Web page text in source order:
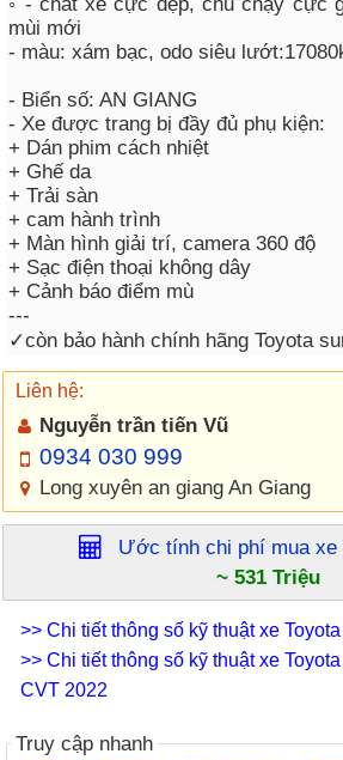
mùi mới
- màu: xám bạc, odo siêu
- Biển số: AN GIANG
- Xe được trang bị đầy đủ phụ kiện:
+ Dán phim cách nhiệt
+ Ghế da
+ Trải sàn
+ cam hành trình
+ Màn hình giải trí, camera 360 độ
+ Sạc điện thoại không dây
+ Cảnh báo điểm mù
---
✓còn bảo hành chính hãng Toyota
Liên hệ:
Nguyễn trần tiến Vũ
0934 030 999
Long xuyên an giang An Giang
Ước tính chi phí mua xe
~ 531 Triệu
>> Chi tiết thông số kỹ thuật xe
>> Chi tiết thông số kỹ thuật xe
CVT 2022
Truy cập nhanh